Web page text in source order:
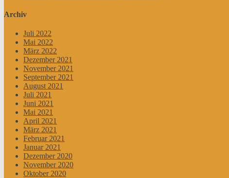
Archiv
Juli 2022
Mai 2022
März 2022
Dezember 2021
November 2021
September 2021
August 2021
Juli 2021
Juni 2021
Mai 2021
April 2021
März 2021
Februar 2021
Januar 2021
Dezember 2020
November 2020
Oktober 2020